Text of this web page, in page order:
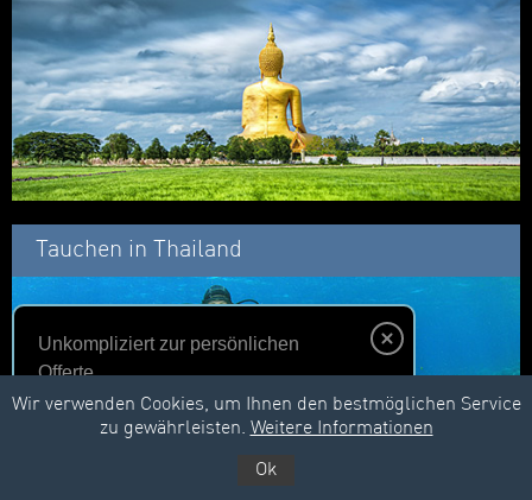
Tauchen in Thailand
Wir verwenden Cookies, um Ihnen den bestmöglichen Service
zu gewährleisten. Weitere Informationen
Ok
Unkompliziert zur persönlichen
Offerte
Unverbindlich anfragen